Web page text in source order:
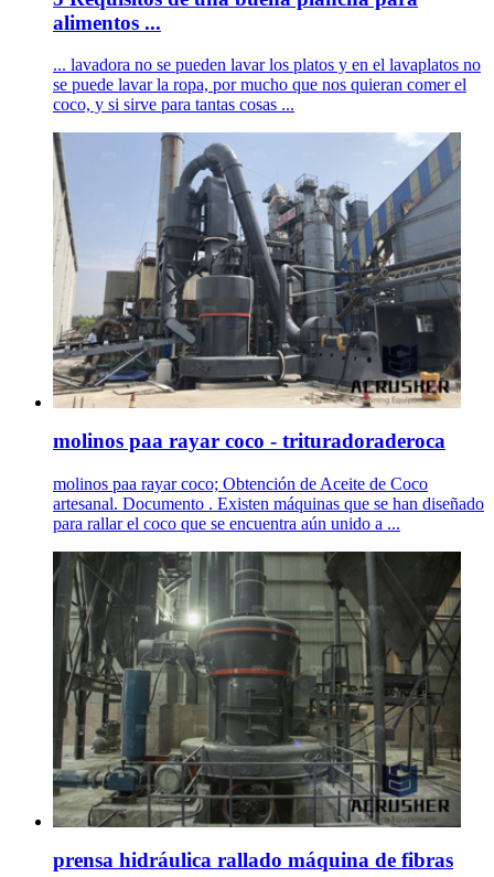
alimentos ...
... lavadora no se pueden lavar los platos y en el lavaplatos no
se puede lavar la ropa, por mucho que nos quieran comer el
coco, y si sirve para tantas cosas ...
molinos paa rayar coco - trituradoraderoca
molinos paa rayar coco; Obtención de Aceite de Coco
artesanal. Documento . Existen máquinas que se han diseñado
para rallar el coco que se encuentra aún unido a ...
prensa hidráulica rallado máquina de fibras